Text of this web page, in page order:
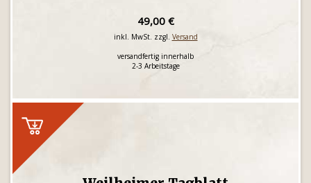
49,00 €
inkl. MwSt. zzgl. Versand
versandfertig innerhalb
2-3 Arbeitstage